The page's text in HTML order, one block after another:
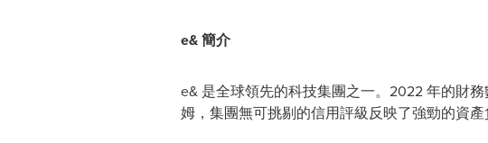
e&簡介
e& 是全球領先的科技集團之一。2022 年的財
姆，集團無可挑剔的信用評級反映了強勁的資產